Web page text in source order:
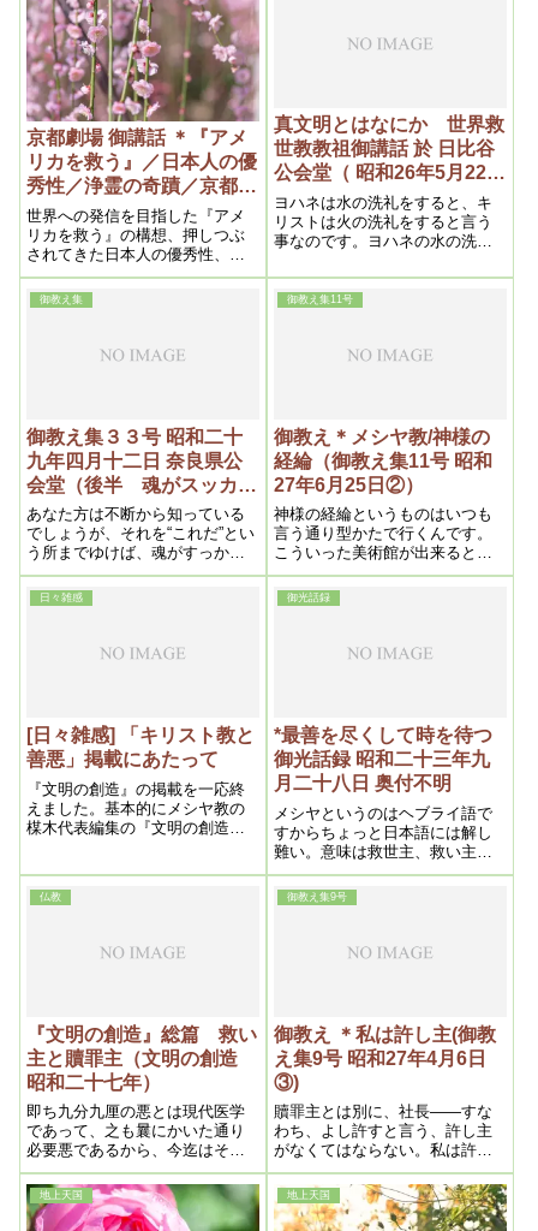
京都劇場 御講話 ＊『アメ
リカを救う』／日本人の優
秀性／浄霊の奇蹟／京都・
平安郷(御教え集15号 昭和
27年10月20日後半)
世界への発信を目指した『アメ
リカを救う』の構想、押しつぶ
されてきた日本人の優秀性、浄
霊による奇蹟の力、そして神様
が選ばれた京都・平安郷につい
て岡田茂吉が語った講話の記録
真文明とはなにか 世界救
世教教祖御講話 於 日比谷
公会堂（ 昭和26年5月22日
後半)
ヨハネは水の洗礼をすると、キ
リストは火の洗礼をすると言う
事なのです。ヨハネの水の洗礼
す。今度は火の洗礼となると、
それはやはり大変な、大きなこ
御教え集
御教え集３３号 昭和二十
九年四月十二日 奈良県公
会堂（後半 魂がスッカリ
固まると、私の代理として
立派に力をふるい、仕事が
出来る）
あなた方は不断から知っている
でしょうが、それを“これだ”とい
う所までゆけば、魂がすっかり
固まったのですから、そうする
とそれによってその人の力が強
くなるのです。それこそ私の代
事が出来るわけです。だから今
御教え集11号
御教え＊メシヤ教/神様の
経綸（御教え集11号 昭和
27年6月25日②）
神様の経綸というものはいつも
言う通り型かたで行くんです。
こういった美術館が出来ると、
之が段々広がって世界的に美術
が盛んになる訳です。だから、
もう現に大分美術思想が、なん
た。で、しかも外国との美術に
ってますが、あっちの美術品も
こっちに来る。それからアメリ
カで日本の美術の展覧会がある
事になってます
日々雑感
[日々雑感] 「キリスト教と
善悪」掲載にあたって
『文明の創造』の掲載を一応終
えました。基本的にメシヤ教の
楳木代表編集の『文明の創造』
御光話録
*最善を尽くして時を待つ
御光話録 昭和二十三年九
月二十八日 奥付不明
メシヤというのはヘブライ語で
すからちょっと日本語には解し
難い。意味は救世主、救い主と
いうことです。キリスト教の人
はキリストが救い主だと信じて
いるが、本当は贖罪主であって
す。万民の罪を贖った人、罪の
仏教
『文明の創造』総篇 救い
主と贖罪主（文明の創造
昭和二十七年）
即ち九分九厘の悪とは現代医学
であって、之も曩にかいた通り
必要悪であるから、今迄はそれ
でよかったのである。然し其の
結果として人間の最大貴重な生
命を完全に握って了った。若し
医学が誤ってゐるとすれば、生
御教え集9号
御教え ＊私は許し主(御教
え集9号 昭和27年4月6日
③)
贖罪主とは別に、社長――すな
わち、よし許すと言う、許し主
がなくてはならない。私は許し
主なんです。ですから、そう言
う点は非常に――主人と家来程
違うんですね。こう言う事も、
今までも言いたかったんです
地上天国 地上天国